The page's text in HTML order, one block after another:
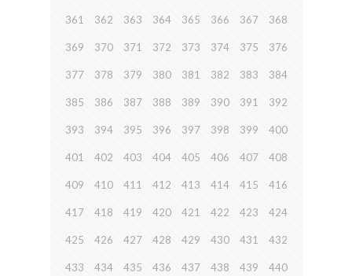
361 362 363 364 365 366 367 368
369 370 371 372 373 374 375 376
377 378 379 380 381 382 383 384
385 386 387 388 389 390 391 392
393 394 395 396 397 398 399 400
401 402 403 404 405 406 407 408
409 410 411 412 413 414 415 416
417 418 419 420 421 422 423 424
425 426 427 428 429 430 431 432
433 434 435 436 437 438 439 440